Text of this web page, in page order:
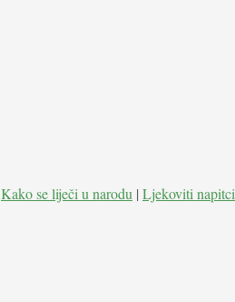
Kako se liječi u narodu | Ljekoviti napitci